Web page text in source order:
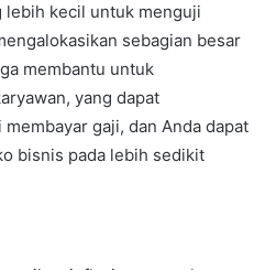
lebih kecil untuk menguji
sebagian besar
membantu untuk
yang dapat
gaji, dan Anda dapat
bisnis pada lebih sedikit